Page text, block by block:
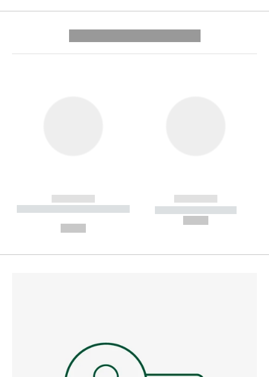
------------
----------- ----------- --------
------------
----------- -----------